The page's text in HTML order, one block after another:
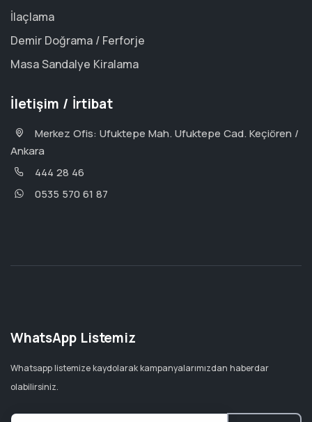
İlaçlama
Demir Doğrama / Ferforje
Masa Sandalye Kiralama
İletişim / İrtibat
Merkez Ofis: Ufuktepe Mah. Ufuktepe Cad. Keçiören /
Ankara
444 28 46
0535 570 61 87
WhatsApp Listemiz
Whatsapp listemize kaydolarak kampanyalarımızdan haberdar
olabilirsiniz.